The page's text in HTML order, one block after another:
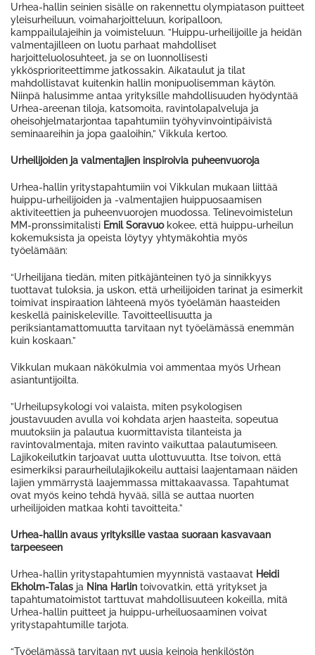
Urhea-hallin seinien sisälle on rakennettu olympiatason puitteet
yleisurheiluun, voimaharjoitteluun, koripalloon,
kamppailulajeihin ja voimisteluun. ”Huippu-urheilijoille ja heidän
valmentajilleen on luotu parhaat mahdolliset
harjoitteluolosuhteet, ja se on luonnollisesti
ykkösprioriteettimme jatkossakin. Aikataulut ja tilat
mahdollistavat kuitenkin hallin monipuolisemman käytön.
Niinpä halusimme antaa yrityksille mahdollisuuden hyödyntää
Urhea-areenan tiloja, katsomoita, ravintolapalveluja ja
oheisohjelmatarjontaa tapahtumiin työhyvinvointipäivistä
seminaareihin ja jopa gaaloihin,” Vikkula kertoo.
Urheilijoiden ja valmentajien inspiroivia puheenvuoroja
Urhea-hallin yritystapahtumiin voi Vikkulan mukaan liittää
huippu-urheilijoiden ja -valmentajien huippuosaamisen
aktiviteettien ja puheenvuorojen muodossa. Telinevoimistelun
MM-pronssimitalisti Emil Soravuokokee, että huippu-urheilun
kokemuksista ja opeista löytyy yhtymäkohtia myös
työelämään:
“Urheilijana tiedän, miten pitkäjänteinen työ ja sinnikkyys
tuottavat tuloksia, ja uskon, että urheilijoiden tarinat ja esimerkit
toimivat inspiraation lähteenä myös työelämän haasteiden
keskellä painiskeleville. Tavoitteellisuutta ja
periksiantamattomuutta tarvitaan nyt työelämässä enemmän
kuin koskaan.”
Vikkulan mukaan näkökulmia voi ammentaa myös Urhean
asiantuntijoilta.
”Urheilupsykologi voi valaista, miten psykologisen
joustavuuden avulla voi kohdata arjen haasteita, sopeutua
muutoksiin ja palautua kuormittavista tilanteista ja
ravintovalmentaja, miten ravinto vaikuttaa palautumiseen.
Lajikokeilutkin tarjoavat uutta ulottuvuutta. Itse toivon, että
esimerkiksi paraurheilulajikokeilu auttaisi laajentamaan näiden
lajien ymmärrystä laajemmassa mittakaavassa. Tapahtumat
ovat myös keino tehdä hyvää, sillä se auttaa nuorten
urheilijoiden matkaa kohti tavoitteita.”
Urhea-hallin avaus yrityksille vastaa suoraan kasvavaan
tarpeeseen
Urhea-hallin yritystapahtumien myynnistä vastaavat Heidi
Ekholm-Talas ja Nina Harlin toivovatkin, että yritykset ja
tapahtumatoimistot tarttuvat mahdollisuuteen kokeilla, mitä
Urhea-hallin puitteet ja huippu-urheiluosaaminen voivat
yritystapahtumille tarjota.
“Työelämässä tarvitaan nyt uusia keinoja henkilöstön